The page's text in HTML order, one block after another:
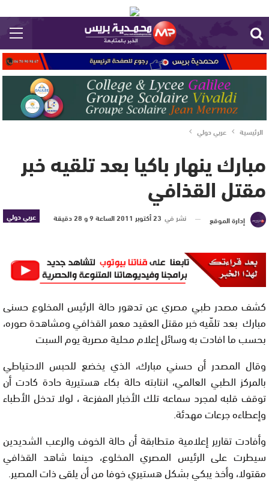
الرئيسية عربي دولي
مبارك ينهار باكيا بعد تلقيه خبر
مقتل القذافي
عربي دولي إدارة الموقع نشر في 23 أكتوبر 2011 الساعة 9 و 28 دقيقة
كشف مصدر طبي مصري عن تدهور حالة الرئيس المخلوع حسنى
مبارك بعد تلقّيه خبر مقتل العقيد معمر القذافي ومشاهدة صوره،
بحسب ما افادت به وسائل إعلام محلية مصرية يوم السبت
وقال المصدر أن حسني مبارك، الذي يخضع للحبس الاحتياطي
بالمركز الطبي العالمي، انتابته حالة بكاء هستيرية حادة كادت أن
توقف قلبه لمجرد سماعه تلك الأخبار المفزعة ، لولا تدخل الأطباء
وإعطاءه جرعات مهدئة.
وأفادت تقارير إعلامية متطابقة أن حالة الخوف والرعب الشديدين
سيطرت على الرئيس المصري المخلوع، حينما شاهد القذافي
مقتولا، وأخذ يبكي بشكل هستيري خوفا من أن يلقى ذات المصير.